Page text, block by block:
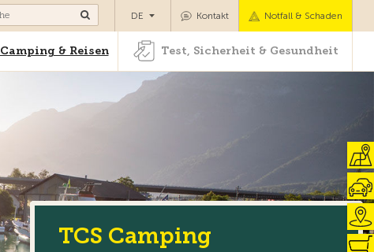
Camping & Reisen Test, Sicherheit & Gesundheit
Kontakt Notfall & Schaden
DE
Camping & Reisen Test, Sicherheit & Gesundheit
TCS Camping